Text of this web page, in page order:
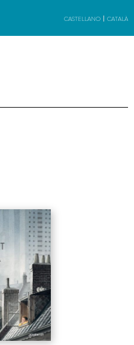
CASTELLANO CATALÀ